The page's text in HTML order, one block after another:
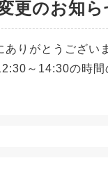
更のお知ら
ありがとうござ
～14:30の時